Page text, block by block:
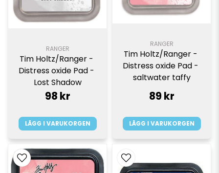
RANGER
Tim Holtz/Ranger -
Distress oxide Pad -
Lost Shadow
98 kr
LÄGG I VARUKORGEN
RANGER
Tim Holtz/Ranger -
Distress oxide Pad -
saltwater taffy
89 kr
LÄGG I VARUKORGEN